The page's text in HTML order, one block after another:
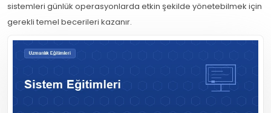
sistemleri günlük operasyonlarda etkin şekilde yönetebilmek için
gerekli temel becerileri kazanır.